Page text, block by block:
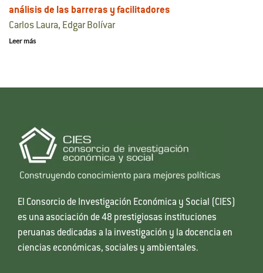
análisis de las barreras y facilitadores
Carlos Laura, Edgar Bolívar
Leer más
El Consorcio de Investigación Económica y Social (CIES)
es una asociación de 48 prestigiosas instituciones
peruanas dedicadas a la investigación y la docencia en
ciencias económicas, sociales y ambientales.